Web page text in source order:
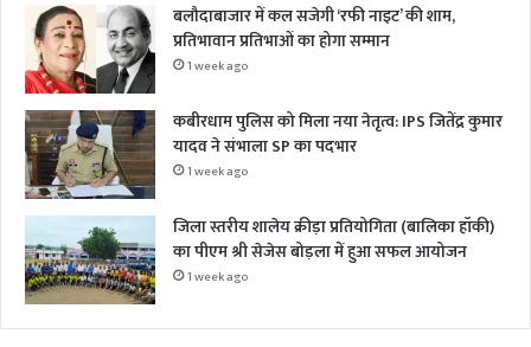
बलौदाबाजार में कल सजेगी ‘रफी नाइट’ की शाम,
प्रतिभावान प्रतिभाओं का होगा सम्मान
1 week ago
कबीरधाम पुलिस को मिला नया नेतृत्व: IPS जितेंद्र कुमार
यादव ने संभाला SP का पदभार
1 week ago
जिला स्तरीय शालेय क्रीड़ा प्रतियोगिता (बालिका हॉकी)
का पीएम श्री सेजेस बोड़ला में हुआ सफल आयोजन
1 week ago